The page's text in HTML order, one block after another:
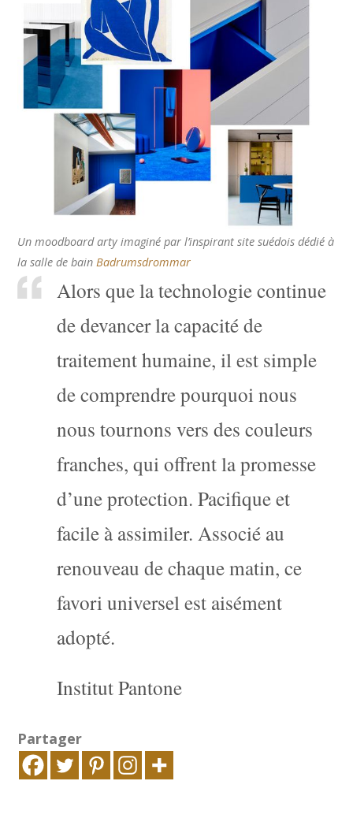
Un moodboard arty imaginé par l’inspirant site suédois dédié à
la salle de bain Badrumsdrommar
Alors que la technologie continue
de devancer la capacité de
traitement humaine, il est simple
de comprendre pourquoi nous
nous tournons vers des couleurs
franches, qui offrent la promesse
d’une protection. Pacifique et
facile à assimiler. Associé au
renouveau de chaque matin, ce
favori universel est aisément
adopté.
Institut Pantone
Partager